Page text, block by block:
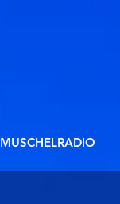
MUSCHELRADIO